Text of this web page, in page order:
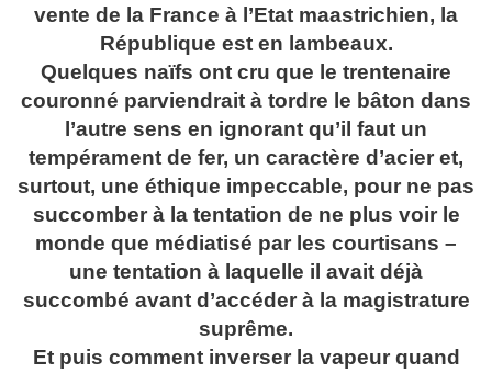
vente de la France à l’Etat maastrichien, la
République est en lambeaux.
Quelques naïfs ont cru que le trentenaire
couronné parviendrait à tordre le bâton dans
l’autre sens en ignorant qu’il faut un
tempérament de fer, un caractère d’acier et,
surtout, une éthique impeccable, pour ne pas
succomber à la tentation de ne plus voir le
monde que médiatisé par les courtisans –
une tentation à laquelle il avait déjà
succombé avant d’accéder à la magistrature
suprême.
Et puis comment inverser la vapeur quand